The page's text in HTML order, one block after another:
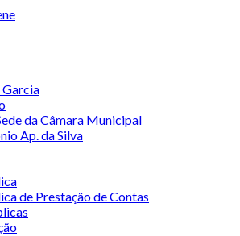
Garcia
da Câmara Municipal
Ap. da Silva
de Prestação de Contas